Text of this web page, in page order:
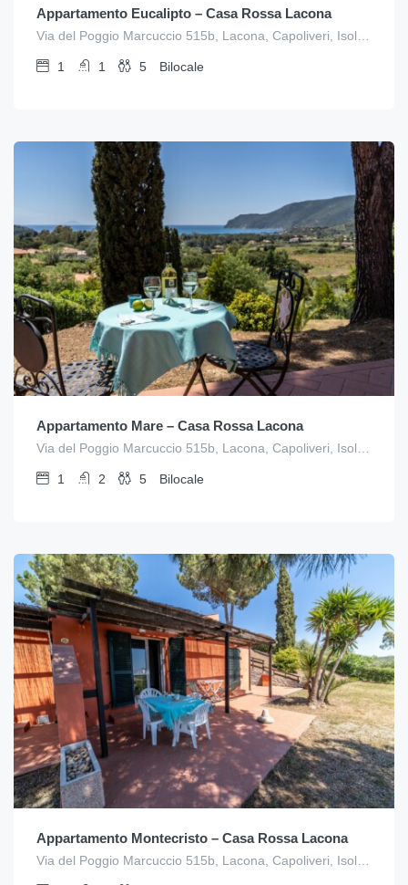
Appartamento Eucalipto – Casa Rossa Lacona
Via del Poggio Marcuccio 515b, Lacona, Capoliveri, Isola d'Elba
1 1 5 Bilocale
Appartamento Mare – Casa Rossa Lacona
1 2 5 Bilocale
Appartamento Montecristo – Casa Rossa Lacona